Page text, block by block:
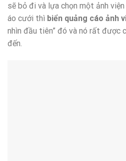
sẽ bỏ đi và lựa chọn một ảnh
áo cưới thì biển quảng cáo ảnh
nhìn đầu tiên” đó và nó rất được
đến.